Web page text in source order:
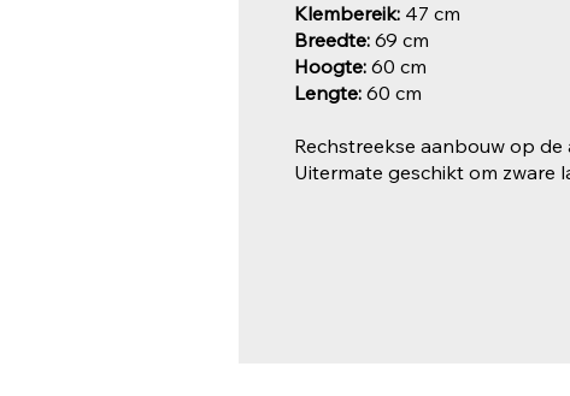
Klembereik: 47 cm
Breedte: 69 cm
Hoogte: 60 cm
Lengte: 60 cm
Rechstreekse aanbouw op
Uitermate geschikt om zware